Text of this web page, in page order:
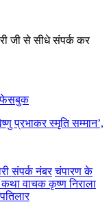
जी से सीधे संपर्क कर
फेसबुक
प्रभाकर स्मृति सम्मान’,
संपर्क नंबर चंपारण के
कथा वाचक कृष्ण निराला